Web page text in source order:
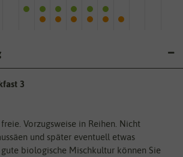
3
Vorzugsweise in Reihen. Nicht
und später eventuell etwas
biologische Mischkultur können Sie